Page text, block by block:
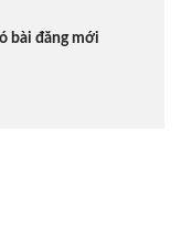
bài đăng mới